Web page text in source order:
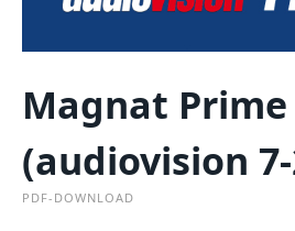
Magnat Prime
(audiovision
PDF-DOWNLOAD